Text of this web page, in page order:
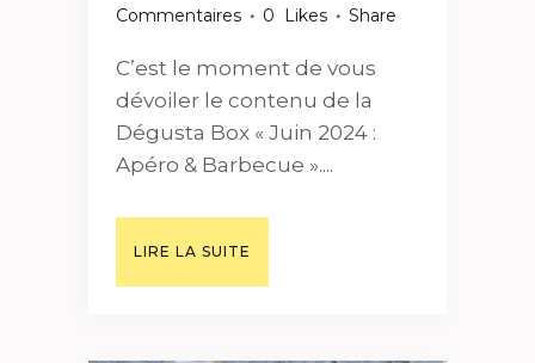
Commentaires
0 Likes Share
C’est le moment de vous
dévoiler le contenu de la
Dégusta Box « Juin 2024 :
Apéro & Barbecue »....
LIRE LA SUITE